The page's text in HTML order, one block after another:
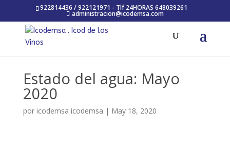
922814436 / 922121971 - Tlf 24HORAS 648039261
administracion@icodemsa.com
Estado del agua: Mayo
2020
por icodemsa icodemsa | May 18, 2020